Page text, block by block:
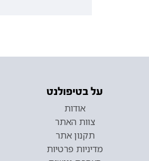
על בטיפולנט
אודות
צוות האתר
תקנון אתר
מדיניות פרטיות